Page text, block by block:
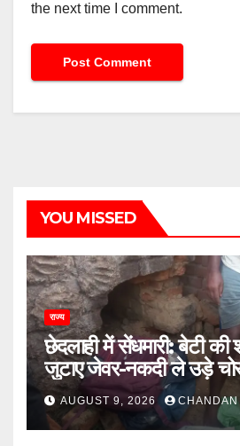
the next time I comment.
YOU MISSED
राज्य
छेदलाही में सेंधमारी: बेटी की
जुटाए जेवर-नकदी ले उड़े
कोहराम
AUGUST 9, 2026 CHANDAN